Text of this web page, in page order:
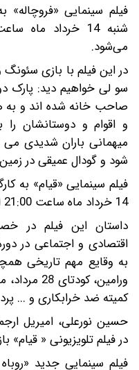
فیلم سینمایی
می‌شود.
در این فیلم با بازی
سو لی خواهیم دید: پارک
صاحب خانه شده اند و به
و اقوام و دوستانشان
میهمانی باران شدیدی
شود و گودال عمیقی در
فیلم سینمایی «قیام» به
14 خرداد ماه ساعت 21:00 از شبکه نمایش پخش می‌شود.
داستان این فیلم در
اقتصادی و اجتماعی در
ورامین،
کمیته ضد خرابکاری و ...
حسین نورعلی، امیریل
در فیلم تلویزیونی « قیام»
فیلم سینمایی جدید